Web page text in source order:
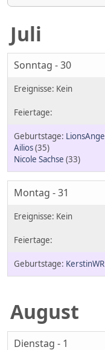
Juli
Sonntag - 30
LionsAngel
Ailios(35)
Nicole Sachse (33)
Montag - 31
KerstinWR
August
Dienstag - 1